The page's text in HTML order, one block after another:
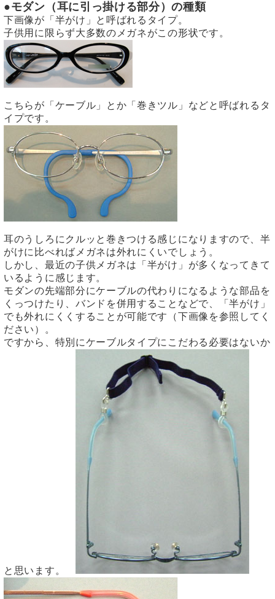
●モダン（耳に引っ掛ける部分）の種類
下画像が「半がけ」と呼ばれるタイプ。
子供用に限らず大多数のメガネがこの形状です。
こちらが「ケーブル」とか「巻きツル」などと呼ばれるタ
イプです。
耳のうしろにクルッと巻きつける感じになりますので、半
がけに比べればメガネは外れにくいでしょう。
しかし、最近の子供メガネは「半がけ」が多くなってきて
いるように感じます。
モダンの先端部分にケーブルの代わりになるような部品を
くっつけたり、バンドを併用することなどで、「半がけ」
でも外れにくくすることが可能です（下画像を参照してく
ださい）。
ですから、特別にケーブルタイプにこだわる必要はないか
と思います。